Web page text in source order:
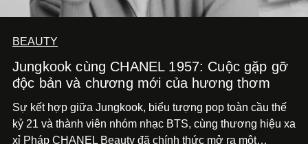
BEAUTY
Jungkook cùng CHANEL 1957: Cuộc gặp gỡ
độc bản và chương mới của hương thơm
Sự kết hợp giữa Jungkook, biểu tượng pop toàn cầu thế
kỷ 21 và thành viên nhóm nhạc BTS, cùng thương hiệu xa
xỉ Pháp CHANEL Beauty đã chính thức mở ra một